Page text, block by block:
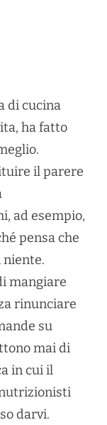
di cucina
ha fatto
il parere
ad esempio,
pensa che
mangiare
rinunciare
su
mai di
in cui il
darvi.